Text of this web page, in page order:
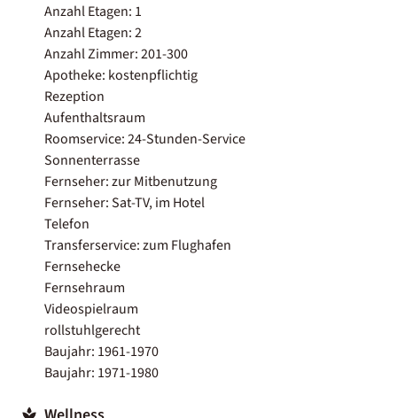
Anzahl Etagen: 1
Anzahl Etagen: 2
Anzahl Zimmer: 201-300
Apotheke: kostenpflichtig
Rezeption
Aufenthaltsraum
Roomservice: 24-Stunden-Service
Sonnenterrasse
Fernseher: zur Mitbenutzung
Fernseher: Sat-TV, im Hotel
Telefon
Transferservice: zum Flughafen
Fernsehecke
Fernsehraum
Videospielraum
rollstuhlgerecht
Baujahr: 1961-1970
Baujahr: 1971-1980